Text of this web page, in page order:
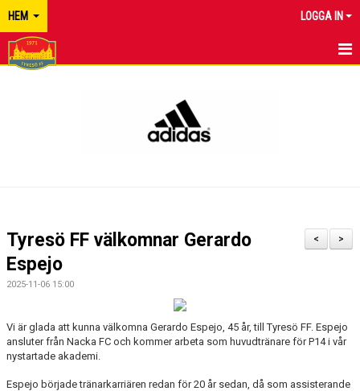
HEM LOGGA IN
>
<
Tyresö FF välkomnar Gerardo
Espejo
2025-11-06 15:00
Vi är glada att kunna välkomna Gerardo Espejo, 45 år, till Tyresö FF. Espejo
ansluter från Nacka FC och kommer arbeta som huvudtränare för P14 i vår
nystartade akademi.
Espejo började tränarkarriären redan för 20 år sedan, då som assisterande